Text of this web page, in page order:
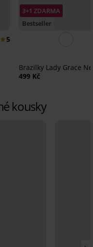
5
3+1 ZDARMA
Bestseller
Brazilky Lady Grace
499 Kč
kousky